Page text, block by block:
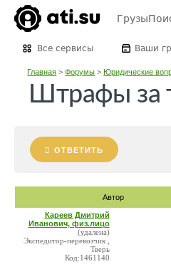
Грузы
Все сервисы Ваши
Главная >Форумы >Юридические
Штрафы за
ОТВЕТИТЬ
Автор
Кареев Дмитрий
Иванович, физ.лицо
(удалена)
Экспедитор-перевозчик ,
Тверь
Код:1461140